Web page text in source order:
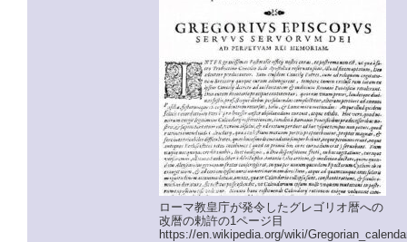
ローマ教皇庁が発令したグレゴリオ暦への
改暦の勅許の1ページ目
https://en.wikipedia.org/wiki/